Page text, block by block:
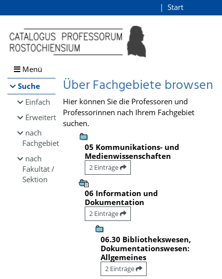
Browsen
direkt zum Inhalt
Start
Menü
Suche
Einfach
Erweitert
nach
Fachgebiet
nach
Fakultät /
Sektion
Über Fachgebiete browsen
Hier können Sie die Professoren und
Professorinnen nach Ihrem Fachgebiet
suchen.
05 Kommunikations- und
Medienwissenschaften
2 Einträge
06 Information und
Dokumentation
2 Einträge
06.30 Bibliothekswesen,
Dokumentationswesen:
Allgemeines
2 Einträge